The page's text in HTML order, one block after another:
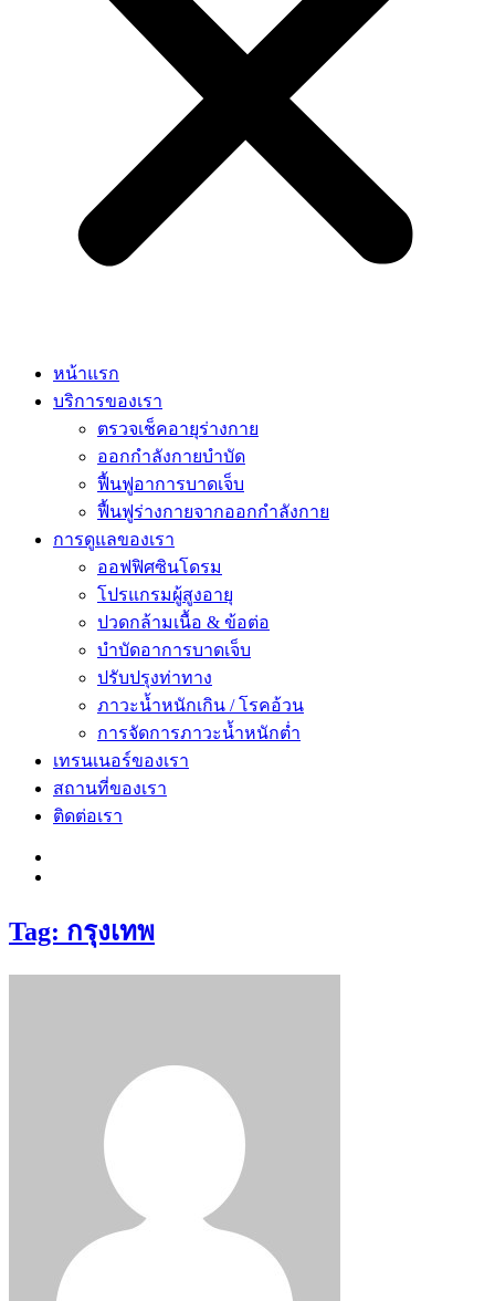
หน้าแรก
บริการของเรา
ตรวจเช็คอายุร่างกาย
ออกกำลังกายบำบัด
ฟื้นฟูอาการบาดเจ็บ
ฟื้นฟูร่างกายจากออกกำลังกาย
การดูแลของเรา
ออฟฟิศซินโดรม
โปรแกรมผู้สูงอายุ
ปวดกล้ามเนื้อ & ข้อต่อ
บำบัดอาการบาดเจ็บ
ปรับปรุงท่าทาง
ภาวะน้ำหนักเกิน / โรคอ้วน
การจัดการภาวะน้ำหนักต่ำ
เทรนเนอร์ของเรา
สถานที่ของเรา
ติดต่อเรา
Tag: กรุงเทพ